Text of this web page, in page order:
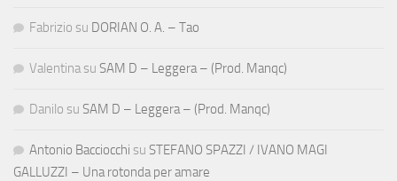
Fabrizio su DORIAN O. A. – Tao
Valentina su SAM D – Leggera – (Prod. Manqc)
Danilo su SAM D – Leggera – (Prod. Manqc)
Antonio Bacciocchi su STEFANO SPAZZI / IVANO MAGI
GALLUZZI – Una rotonda per amare